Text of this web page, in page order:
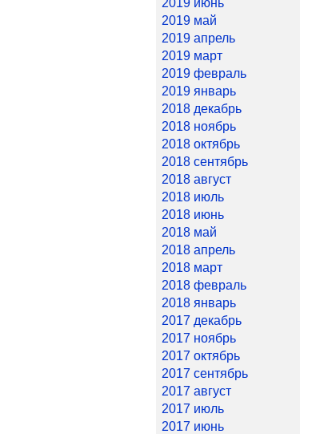
2019 июнь
2019 май
2019 апрель
2019 март
2019 февраль
2019 январь
2018 декабрь
2018 ноябрь
2018 октябрь
2018 сентябрь
2018 август
2018 июль
2018 июнь
2018 май
2018 апрель
2018 март
2018 февраль
2018 январь
2017 декабрь
2017 ноябрь
2017 октябрь
2017 сентябрь
2017 август
2017 июль
2017 июнь